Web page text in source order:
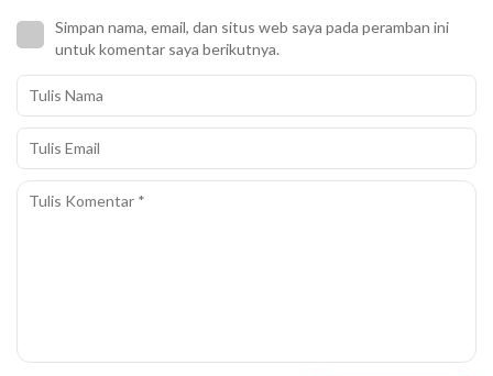
Simpan nama, email, dan situs web saya pada peramban ini
untuk komentar saya berikutnya.